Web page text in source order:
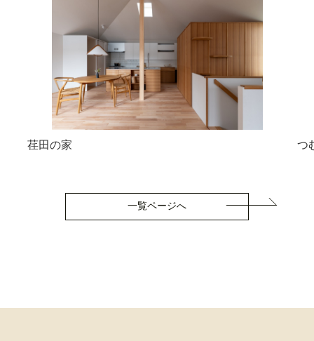
荏田の家 つ
一覧ページへ